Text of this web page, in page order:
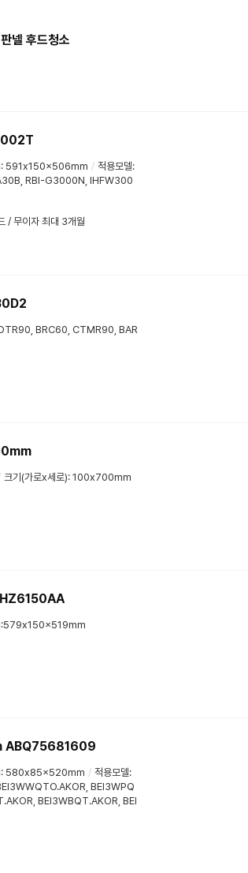
넬 후드청소
): 591x150x506mm / 적용모델:
RBI-G3000N, IHFW300
/ 무이자 최대 3개월
BRC60, CTMR90, BAR
크기(가로x세로): 100x700mm
HZ6150AA
):579x150x519mm
ABQ75681609
): 580x85x520mm / 적용모델:
BEI3WPQ
BEI3WBQT.AKOR, BEI